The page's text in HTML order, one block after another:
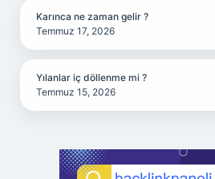
Karınca ne zaman gelir ?
Temmuz 17, 2026
Yılanlar iç döllenme mi ?
Temmuz 15, 2026